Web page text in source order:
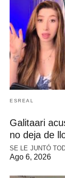
ESREAL
Galitaari
no deja de
SE LE JUNTÓ
Ago 6, 2026